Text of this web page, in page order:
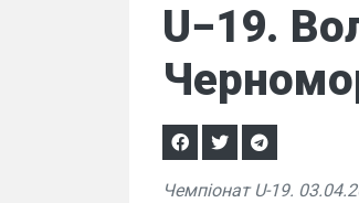
U−19.
Чемпіонат U-19.